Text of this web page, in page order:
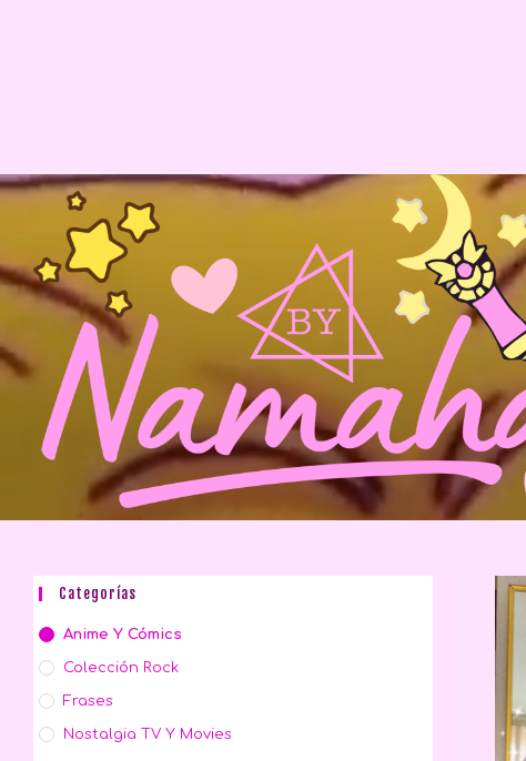
Categorías
Anime Y Cómics
Colección Rock
Frases
Nostalgia TV Y Movies